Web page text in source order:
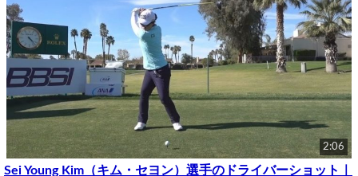
2:06
Sei Young Kim（キム・セヨン）選手のドライバーショット｜